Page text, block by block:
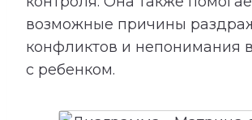
возможные причины
конфликтов и непонимания
с ребенком.